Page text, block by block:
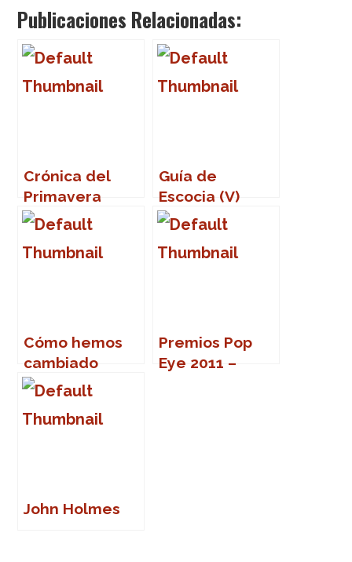
Publicaciones Relacionadas:
Crónica del
Primavera
Sound 2007
Guía de
Escocia (V)
Cómo hemos
cambiado
Premios Pop
Eye 2011 –
John Holmes